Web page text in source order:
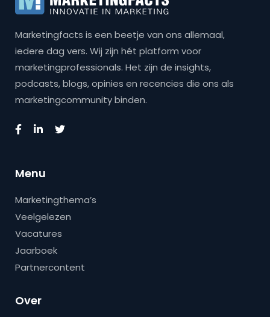
Marketingfacts is een beetje van ons allemaal,
iedere dag vers. Wij zijn hét platform voor
marketingprofessionals. Het zijn de insights,
podcasts, blogs, opinies en recencies die ons als
marketingcommunity binden.
Menu
Marketingthema’s
Veelgelezen
Vacatures
Jaarboek
Partnercontent
Over